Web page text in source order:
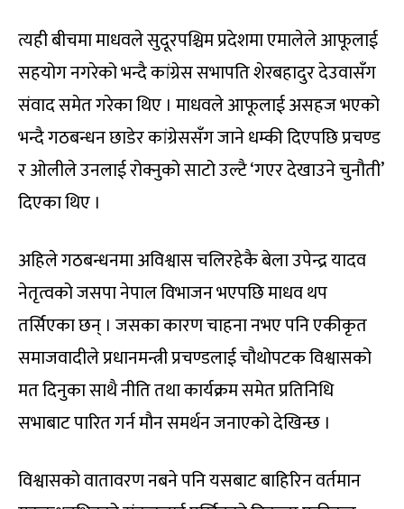
त्यही बीचमा माधवले सुदूरपश्चिम प्रदेशमा एमालेले आफूलाई
सहयोग नगरेको भन्दै कांग्रेस सभापति शेरबहादुर देउवासँग
संवाद समेत गरेका थिए । माधवले आफूलाई असहज भएको
भन्दै गठबन्धन छाडेर कांग्रेससँग जाने धम्की दिएपछि प्रचण्ड
र ओलीले उनलाई रोक्नुको साटो उल्टै ‘गएर देखाउने चुनौती’
दिएका थिए ।
अहिले गठबन्धनमा अविश्वास चलिरहेकै बेला उपेन्द्र यादव
नेतृत्वको जसपा नेपाल विभाजन भएपछि माधव थप
तर्सिएका छन् । जसका कारण चाहना नभए पनि एकीकृत
समाजवादीले प्रधानमन्त्री प्रचण्डलाई चौथोपटक विश्वासको
मत दिनुका साथै नीति तथा कार्यक्रम समेत प्रतिनिधि
सभाबाट पारित गर्न मौन समर्थन जनाएको देखिन्छ ।
विश्वासको वातावरण नबने पनि यसबाट बाहिरिन वर्तमान